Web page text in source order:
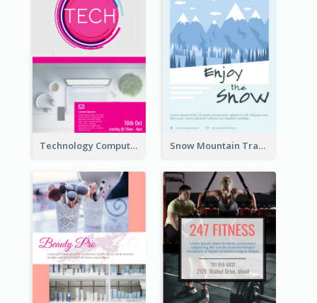
Technology Computer Information Flyer Snow Mountain Travel Flyer